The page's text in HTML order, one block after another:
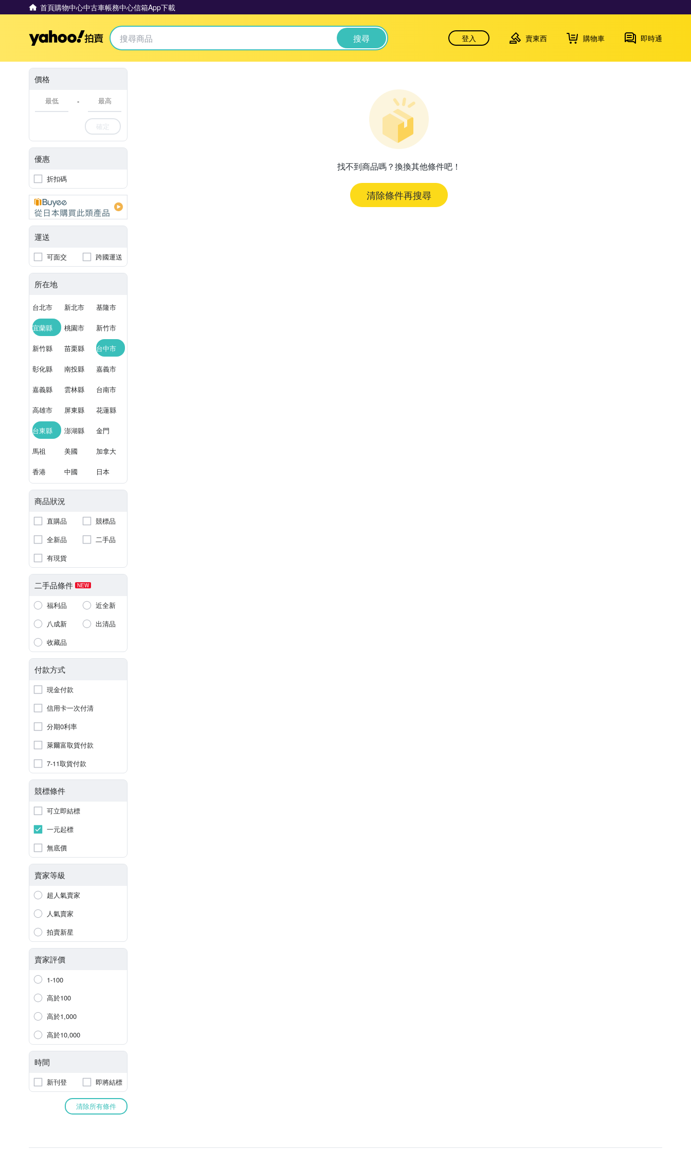
首頁購物中心中古車帳務中心信箱App下載
Yahoo拍賣 搜尋 登入 賣東西 購物車 即時通
價格
-
確定
優惠
折扣碼
運送
可面交 跨國運送
所在地
台北市 新北市 基隆市
宜蘭縣 桃園市 新竹市
新竹縣 苗栗縣 台中市
彰化縣 南投縣 嘉義市
嘉義縣 雲林縣 台南市
高雄市 屏東縣 花蓮縣
台東縣 澎湖縣 金門
馬祖 美國 加拿大
香港 中國 日本
商品狀況
直購品
競標品
全新品
二手品
有現貨
二手品條件 NEW
福利品
近全新
八成新
出清品
收藏品
付款方式
現金付款
信用卡一次付清
分期0利率
萊爾富取貨付款
7-11取貨付款
競標條件
可立即結標
一元起標
無底價
賣家等級
超人氣賣家
人氣賣家
拍賣新星
賣家評價
1-100
高於100
高於1,000
高於10,000
時間
新刊登 即將結標
清除所有條件
找不到商品嗎？換換其他條件吧！
清除條件再搜尋